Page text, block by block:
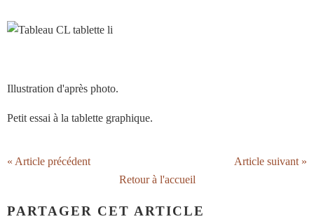
Illustration d'après photo.
Petit essai à la tablette graphique.
« Article précédent
Article suivant »
Retour à l'accueil
PARTAGER CET ARTICLE